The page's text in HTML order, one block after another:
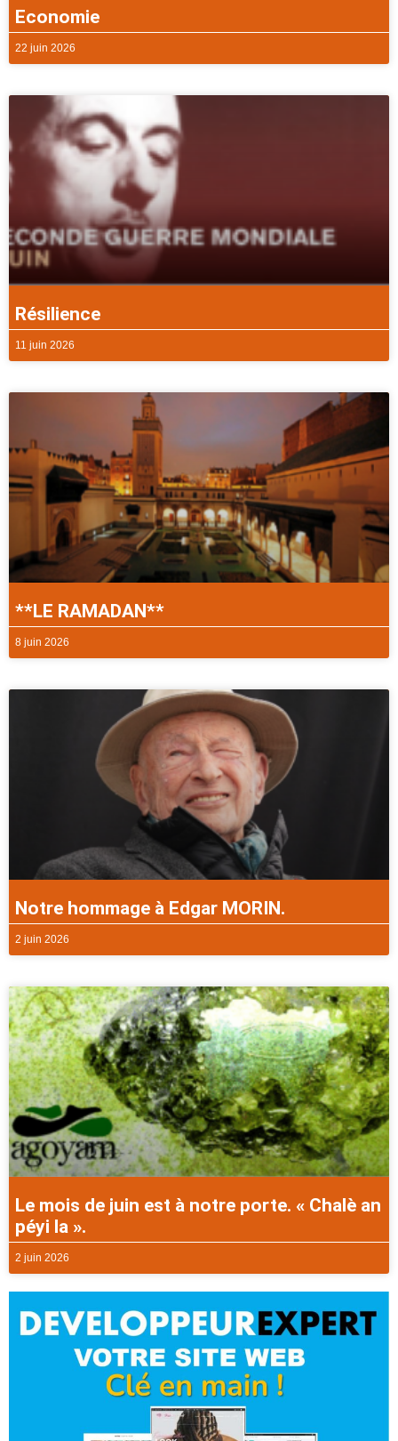
Economie
22 juin 2026
Résilience
11 juin 2026
**LE RAMADAN**
8 juin 2026
Notre hommage à Edgar MORIN.
2 juin 2026
Le mois de juin est à notre porte. « Chalè an
péyi la ».
2 juin 2026